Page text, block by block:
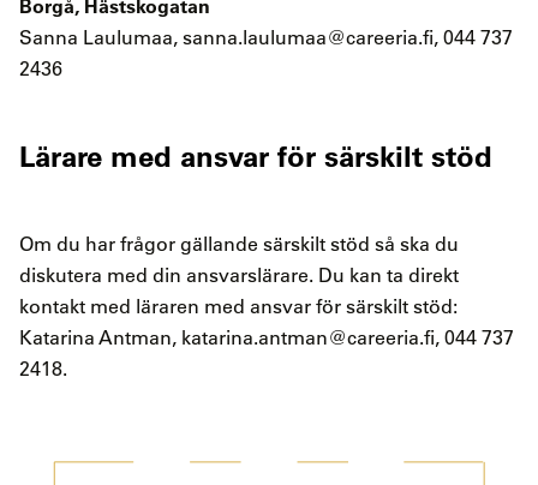
Borgå, Hästskogatan
Sanna Laulumaa, sanna.laulumaa@careeria.fi, 044 737
2436
Lärare med ansvar för särskilt stöd
Om du har frågor gällande särskilt stöd så ska du
diskutera med din ansvarslärare. Du kan ta direkt
kontakt med läraren med ansvar för särskilt stöd:
Katarina Antman, katarina.antman@careeria.fi, 044 737
2418.